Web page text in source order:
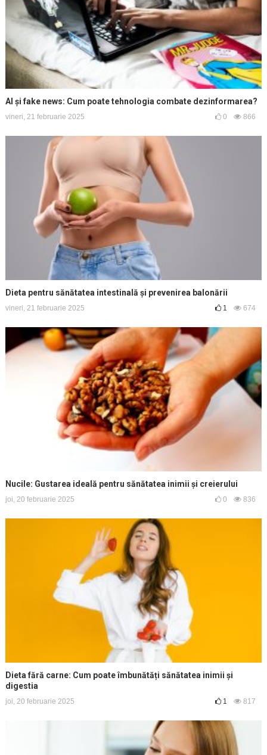
AI și fake news: Cum poate tehnologia combate dezinformarea?
vineri, 21 februarie 2025 0 866
Dieta pentru sănătatea intestinală și prevenirea balonării
vineri, 21 februarie 2025 1 674
Nucile: Gustarea ideală pentru sănătatea inimii și creierului
joi, 20 februarie 2025 0 836
Dieta fără carne: Cum poate îmbunătăți sănătatea inimii și
digestia
joi, 20 februarie 2025 1 817